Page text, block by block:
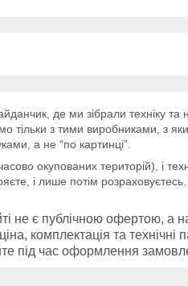
де ми зібрали техніку та
тільки з тими виробниками, з
а не “по картинці”.
окупованих територій), і
і лише потім
не є публічною офертою, а
комплектація та
під час оформлення